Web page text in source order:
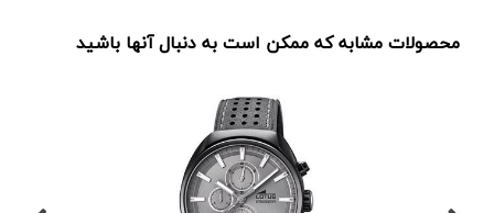
محصولات مشابه که ممکن است به دنبال آنها باشید